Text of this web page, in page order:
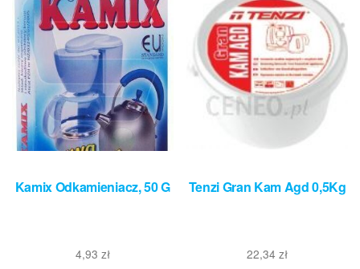
Kamix Odkamieniacz, 50 G
4,93 zł
Tenzi Gran Kam Agd 0,5Kg
22,34zł